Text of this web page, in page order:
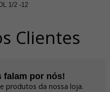
1/2 -12
Clientes
falam por nós!
produtos da nossa loja.